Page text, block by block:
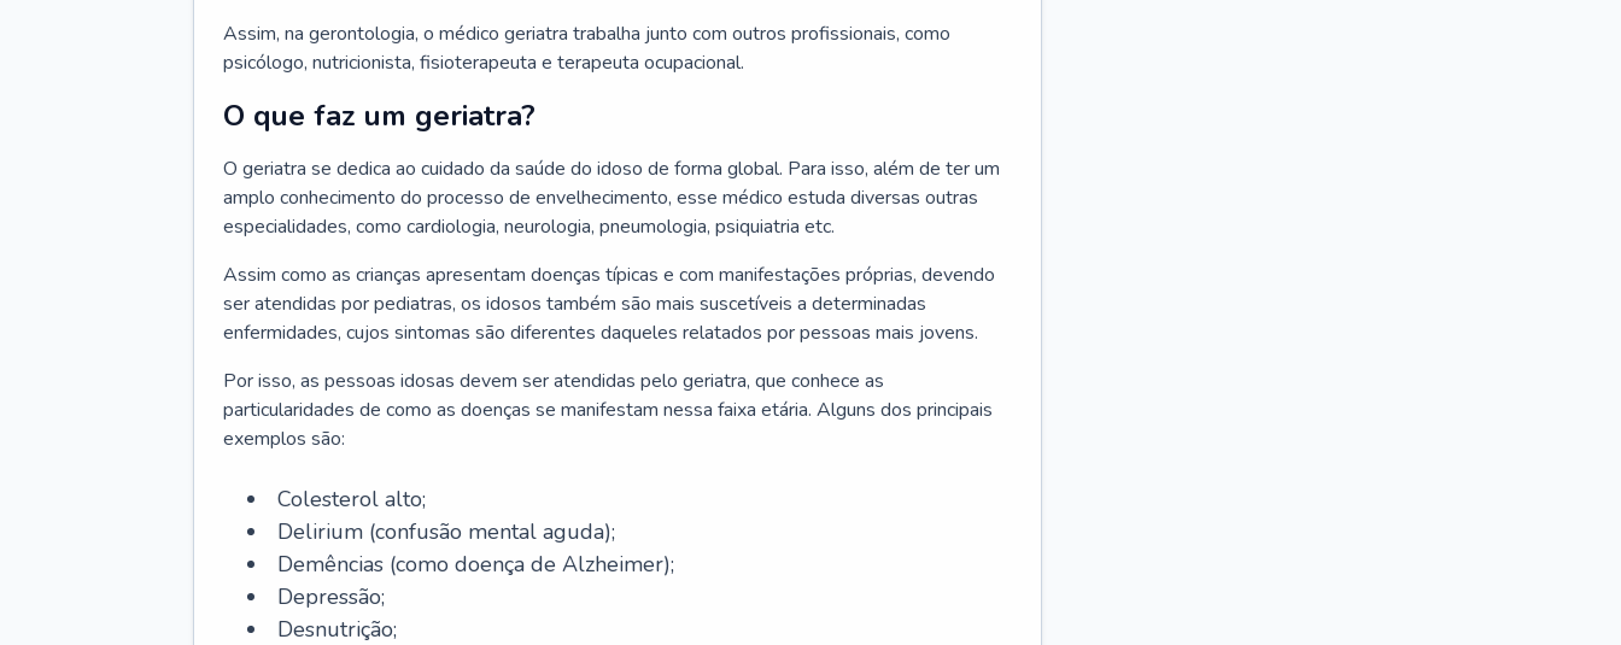
Assim, na gerontologia, o médico geriatra trabalha junto com outros profissionais, como
psicólogo, nutricionista, fisioterapeuta e terapeuta ocupacional.
O que faz um geriatra?
O geriatra se dedica ao cuidado da saúde do idoso de forma global. Para isso, além de ter um
amplo conhecimento do processo de envelhecimento, esse médico estuda diversas outras
especialidades, como cardiologia, neurologia, pneumologia, psiquiatria etc.
Assim como as crianças apresentam doenças típicas e com manifestações próprias, devendo
ser atendidas por pediatras, os idosos também são mais suscetíveis a determinadas
enfermidades, cujos sintomas são diferentes daqueles relatados por pessoas mais jovens.
Por isso, as pessoas idosas devem ser atendidas pelo geriatra, que conhece as
particularidades de como as doenças se manifestam nessa faixa etária. Alguns dos principais
exemplos são:
Colesterol alto;
Delirium (confusão mental aguda);
Demências (como doença de Alzheimer);
Depressão;
Desnutrição;